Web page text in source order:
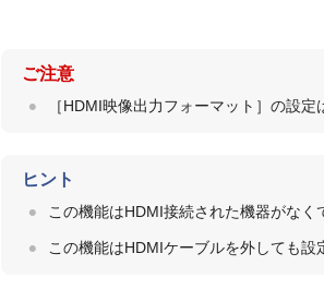
ご注意
［HDMI映像出力フォーマット ］の設定
ヒント
この機能はHDMI接続された機器がなく
この機能はHDMIケーブルを外しても設